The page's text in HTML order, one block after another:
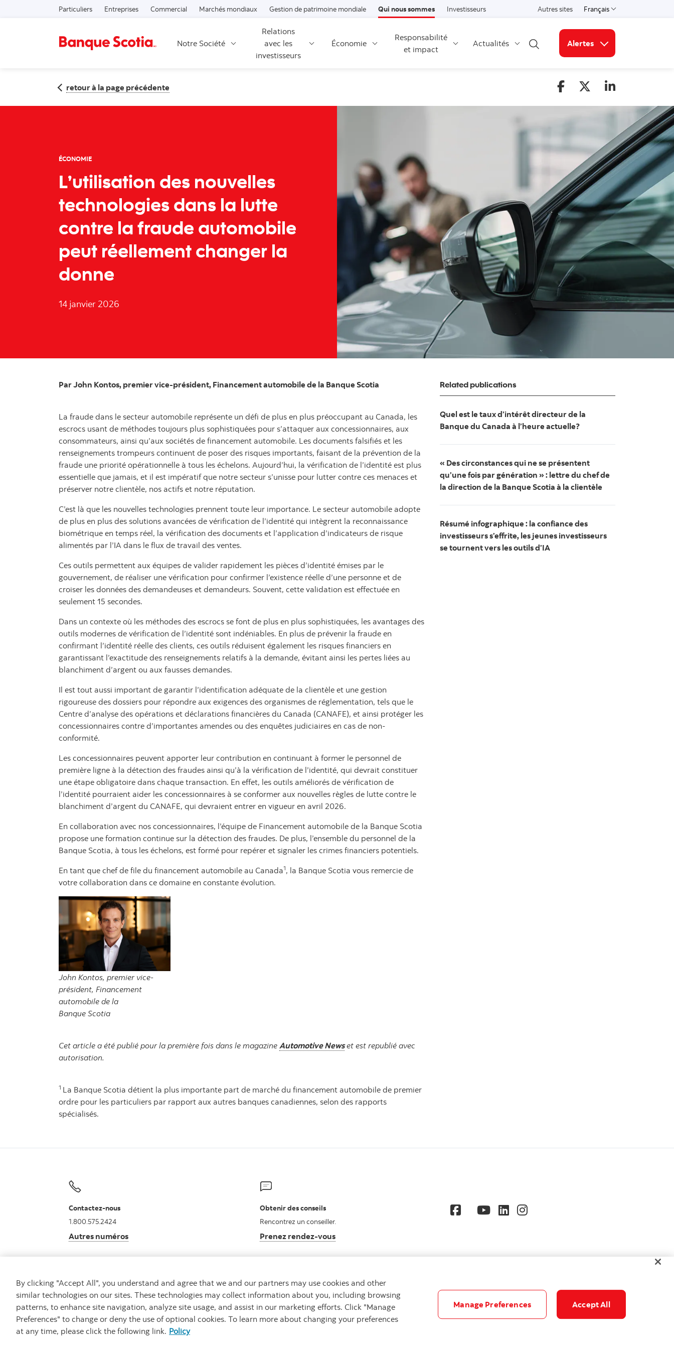
Passer au contenu
Particuliers Entreprises Commercial Marchés mondiaux Gestion de patrimoine mondiale Qui nous sommes Investisseurs Autres sites Français
Select a language
Notre Société
Relations
avec les
investisseurs
Économie
Responsabilité
et impact
Actualités
Open search
Alertes
Liens connexes
retour à la page précédente
ÉCONOMIE
L’utilisation des nouvelles
technologies dans la lutte
contre la fraude automobile
peut réellement changer la
donne
14 janvier 2026
Par John Kontos, premier vice-président, Financement automobile de la Banque Scotia
La fraude dans le secteur automobile représente un défi de plus en plus préoccupant au Canada, les
escrocs usant de méthodes toujours plus sophistiquées pour s’attaquer aux concessionnaires, aux
consommateurs, ainsi qu’aux sociétés de financement automobile. Les documents falsifiés et les
renseignements trompeurs continuent de poser des risques importants, faisant de la prévention de la
fraude une priorité opérationnelle à tous les échelons. Aujourd’hui, la vérification de l’identité est plus
essentielle que jamais, et il est impératif que notre secteur s’unisse pour lutter contre ces menaces et
préserver notre clientèle, nos actifs et notre réputation.
C’est là que les nouvelles technologies prennent toute leur importance. Le secteur automobile adopte
de plus en plus des solutions avancées de vérification de l’identité qui intègrent la reconnaissance
biométrique en temps réel, la vérification des documents et l’application d’indicateurs de risque
alimentés par l’IA dans le flux de travail des ventes.
Ces outils permettent aux équipes de valider rapidement les pièces d’identité émises par le
gouvernement, de réaliser une vérification pour confirmer l’existence réelle d’une personne et de
croiser les données des demandeuses et demandeurs. Souvent, cette validation est effectuée en
seulement 15 secondes.
Dans un contexte où les méthodes des escrocs se font de plus en plus sophistiquées, les avantages des
outils modernes de vérification de l’identité sont indéniables. En plus de prévenir la fraude en
confirmant l’identité réelle des clients, ces outils réduisent également les risques financiers en
garantissant l’exactitude des renseignements relatifs à la demande, évitant ainsi les pertes liées au
blanchiment d’argent ou aux fausses demandes.
Il est tout aussi important de garantir l’identification adéquate de la clientèle et une gestion
rigoureuse des dossiers pour répondre aux exigences des organismes de réglementation, tels que le
Centre d’analyse des opérations et déclarations financières du Canada (CANAFE), et ainsi protéger les
concessionnaires contre d’importantes amendes ou des enquêtes judiciaires en cas de non-
conformité.
Les concessionnaires peuvent apporter leur contribution en continuant à former le personnel de
première ligne à la détection des fraudes ainsi qu’à la vérification de l’identité, qui devrait constituer
une étape obligatoire dans chaque transaction. En effet, les outils améliorés de vérification de
l’identité pourraient aider les concessionnaires à se conformer aux nouvelles règles de lutte contre le
blanchiment d’argent du CANAFE, qui devraient entrer en vigueur en avril 2026.
En collaboration avec nos concessionnaires, l’équipe de Financement automobile de la Banque Scotia
propose une formation continue sur la détection des fraudes. De plus, l’ensemble du personnel de la
Banque Scotia, à tous les échelons, est formé pour repérer et signaler les crimes financiers potentiels.
En tant que chef de file du financement automobile au Canada1, la Banque Scotia vous remercie de
votre collaboration dans ce domaine en constante évolution.
John Kontos, premier vice-
président, Financement
automobile de la
Banque Scotia
Cet article a été publié pour la première fois dans le magazine Automotive Newset est republié avec
autorisation.
1 La Banque Scotia détient la plus importante part de marché du financement automobile de premier
ordre pour les particuliers par rapport aux autres banques canadiennes, selon des rapports
spécialisés.
Related publications
Quel est le taux d’intérêt directeur de la
Banque du Canada à l’heure actuelle?
« Des circonstances qui ne se présentent
qu’une fois par génération » : lettre du chef de
la direction de la Banque Scotia à la clientèle
Résumé infographique : la confiance des
investisseurs s’effrite, les jeunes investisseurs
se tournent vers les outils d’IA
Contactez-nous
1.800.575.2424
Autres numéros
Obtenir des conseils
Rencontrez un conseiller.
Prenez rendez-vous
Carrières Notes juridiques Confidentialité Sécurité et fraude Accessibilité Paramètres des témoins
By clicking "Accept All", you understand and agree that we and our partners may use cookies and other
similar technologies on our sites. These technologies may collect information about you, including browsing
patterns, to enhance site navigation, analyze site usage, and assist in our marketing efforts. Click "Manage
Preferences" to change or deny the use of optional cookies. To learn more about changing your preferences
at any time, please click the following link. Policy
Manage Preferences Accept All